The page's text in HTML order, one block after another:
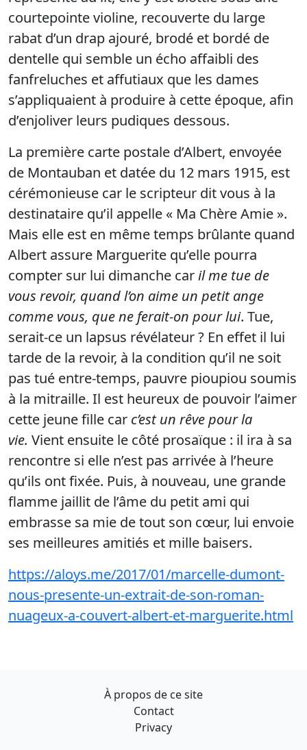
courtepointe violine, recouverte du large
rabat d’un drap ajouré, brodé et bordé de
dentelle qui semble un écho affaibli des
fanfreluches et affutiaux que les dames
s’appliquaient à produire à cette époque, afin
d’enjoliver leurs pudiques dessous.
La première carte postale d’Albert, envoyée
de Montauban et datée du 12 mars 1915, est
cérémonieuse car le scripteur dit vous à la
destinataire qu’il appelle « Ma Chère Amie ».
Mais elle est en même temps brûlante quand
Albert assure Marguerite qu’elle pourra
compter sur lui dimanche caril me tue de
vous revoir, quand l’on aime un petit ange
comme vous, que ne ferait-on pour lui. Tue,
serait-ce un lapsus révélateur ? En effet il lui
tarde de la revoir, à la condition qu’il ne soit
pas tué entre-temps, pauvre pioupiou soumis
à la mitraille. Il est heureux de pouvoir l’aimer
cette jeune fille car c’est un rêve pour la
vie. Vient ensuite le côté prosaïque : il ira à sa
rencontre si elle n’est pas arrivée à l’heure
qu’ils ont fixée. Puis, à nouveau, une grande
flamme jaillit de l’âme du petit ami qui
embrasse sa mie de tout son cœur, lui envoie
ses meilleures amitiés et mille baisers.
https://aloys.me/2017/01/marcelle-dumont-
nous-presente-un-extrait-de-son-roman-
nuageux-a-couvert-albert-et-marguerite.html
À propos de ce site
Contact
Privacy